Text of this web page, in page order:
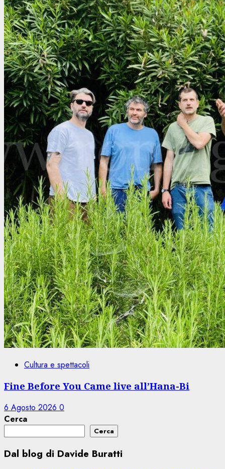
Cultura e spettacoli
Fine Before You Came live all’Hana-Bi
6 Agosto 2026 0
Cerca
Cerca
Dal blog di Davide Buratti